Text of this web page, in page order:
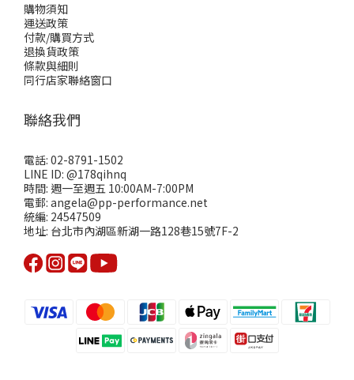
購物須知
運送政策
付款/購買方式
退換貨政策
條款與細則
同行店家聯絡窗口
聯絡我們
電話: 02-8791-1502
LINE ID: @178qihnq
時間: 週一至週五 10:00AM-7:00PM
電郵: angela@pp-performance.net
統編: 24547509
地址: 台北市內湖區新湖一路128巷15號7F-2